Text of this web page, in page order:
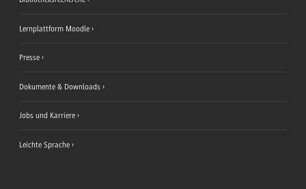
Lernplattform Moodle
Presse
Dokumente & Downloads
Jobs und Karriere
Leichte Sprache